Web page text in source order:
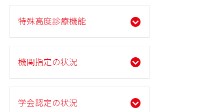
特殊高度診療機能
機関指定の状況
学会認定の状況